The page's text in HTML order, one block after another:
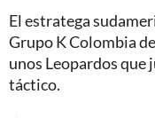
El estratega
Grupo K Colombia
unos Leopardos que
táctico.